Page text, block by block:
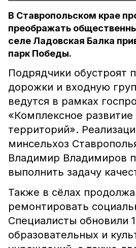
В Ставропольском крае
преображать
селе Ладовская Балка
парк Победы.
Подрядчики обустроят
дорожки и входную
ведутся в рамках
«Комплексное развитие
территорий».
минсельхоз
Владимир Владимиров
выполнить задачу
Также в сёлах
ремонтировать
Специалисты обновили
образовательных и